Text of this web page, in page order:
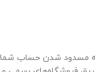
به مسدود شدن حساب شما